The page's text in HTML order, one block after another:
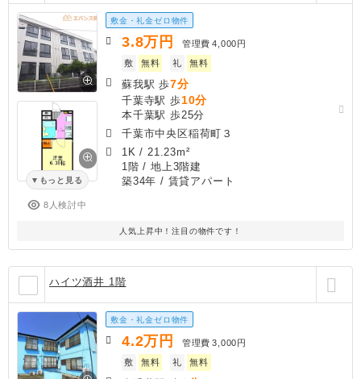
もっと見る
8人検討中
敷金・礼金ゼロ物件
3.8万円 管理費 4,000円
敷
無料 礼 無料
蘇我駅 歩7分
千葉寺駅 歩10分
本千葉駅 歩25分
千葉市中央区稲荷町３
1K / 21.23m²
1階 / 地上3階建
築34年 / 賃貸アパート
人気上昇中！注目の物件です！
ハイツ酒井 1階
敷金・礼金ゼロ物件
4.2万円 管理費 3,000円
敷
無料 礼 無料